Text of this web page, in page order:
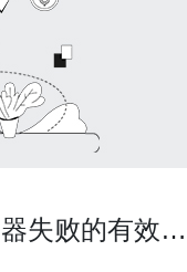
失败的有效方